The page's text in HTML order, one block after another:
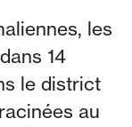
les
14
le district
au